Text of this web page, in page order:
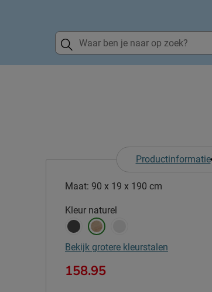
Productinformatie
Maat: 90 x 19 x 190 cm
Kleur naturel
Bekijk grotere kleurstalen
158.95